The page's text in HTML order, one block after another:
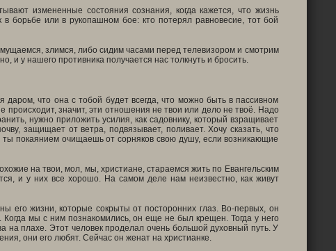
измененные состояния сознания, когда кажется, что жизнь
борьбе или в рукопашном бое: кто потерял равновесие, тот бой
злимся, либо сидим часами перед телевизором и смотрим
и у нашего противника получается нас толкнуть и бросить.
что она с тобой будет всегда, что можно быть в пассивном
происходит, значит, эти отношения не твои или дело не твоё. Надо
нужно приложить усилия, как садовнику, который взращивает
защищает от ветра, подвязывает, поливает. Хочу сказать, что
покаянием очищаешь от сорняков свою душу, если возникающие
на твои, мол, мы, христиане, стараемся жить по Евангельским
и у них все хорошо. На самом деле нам неизвестно, как живут
его жизни, которые сокрыты от посторонних глаз. Во-первых, он
мы с ним познакомились, он еще не был крещен. Тогда у него
плахе. Этот человек проделал очень большой духовный путь. У
они его любят. Сейчас он женат на христианке.